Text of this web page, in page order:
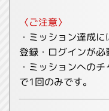
〈ご注意〉
・ミッション達成
登録・ログインが必
・ミッションへの
で1回のみです。